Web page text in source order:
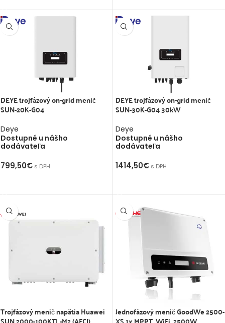
DEYE trojfázový on-grid menič
SUN-20K-G04
Deye
Dostupné u nášho
dodávateľa
799,50€ s DPH
DEYE trojfázový on-grid menič
SUN-30K-G04 30kW
Deye
Dostupné u nášho
dodávateľa
1414,50€s DPH
Trojfázový menič napätia Huawei Jednofázový menič GoodWe 2500-